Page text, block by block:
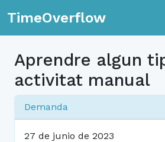
TimeOverflow
Aprendre algun
activitat manual
Demanda
27 de junio de 2023